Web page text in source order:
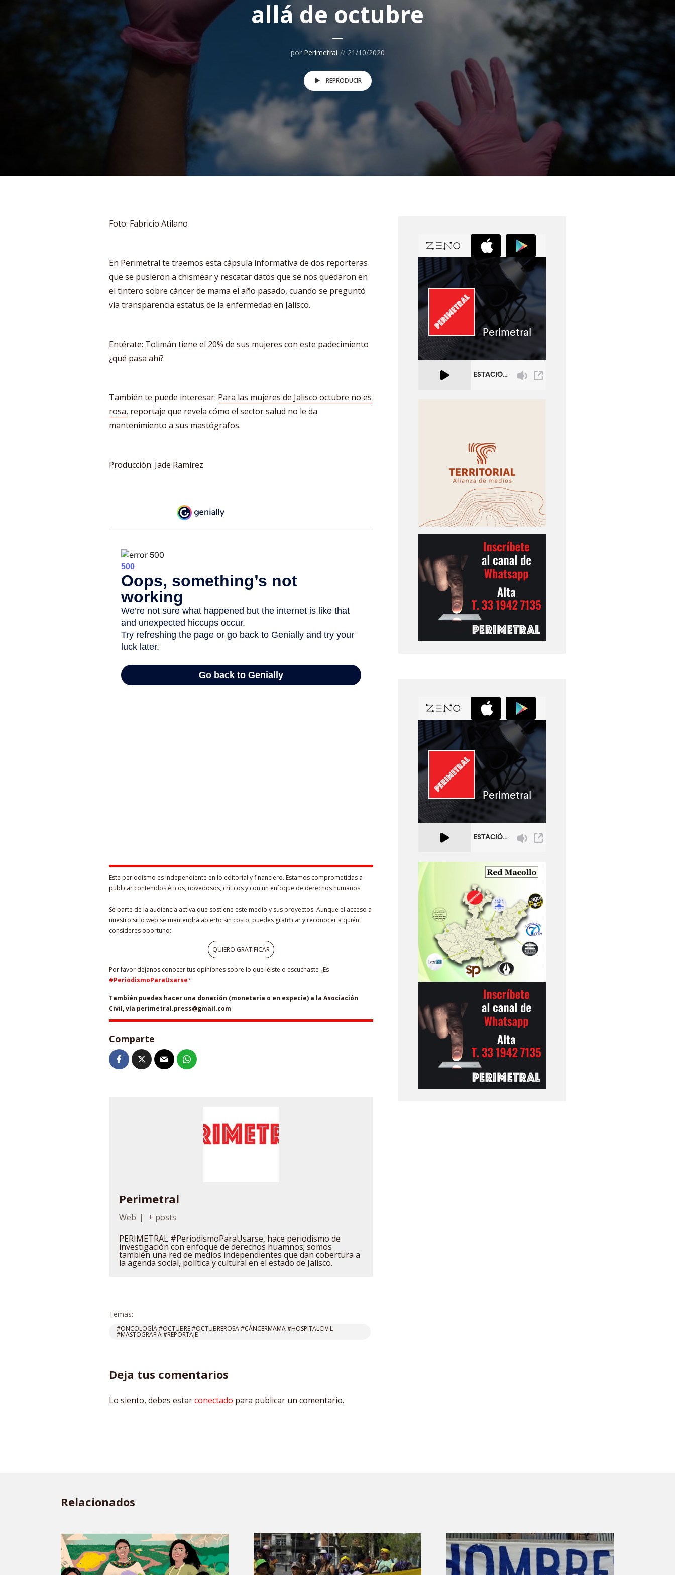
allá de octubre
por Perimetral 21/10/2020
REPRODUCIR
Foto: Fabricio Atilano
En Perimetral te traemos esta cápsula informativa de dos reporteras
que se pusieron a chismear y rescatar datos que se nos quedaron en
el tintero sobre cáncer de mama el año pasado, cuando se preguntó
vía transparencia estatus de la enfermedad en Jalisco.
Entérate: Tolimán tiene el 20% de sus mujeres con este padecimiento
¿qué pasa ahí?
También te puede interesar: Para las mujeres de Jalisco octubre no es
rosa, reportaje que revela cómo el sector salud no le da
mantenimiento a sus mastógrafos.
Producción: Jade Ramírez
Este periodismo es independiente en lo editorial y financiero. Estamos comprometidas a
publicar contenidos éticos, novedosos, críticos y con un enfoque de derechos humanos.
Sé parte de la audiencia activa que sostiene este medio y sus proyectos. Aunque el acceso a
nuestro sitio web se mantendrá abierto sin costo, puedes gratificar y reconocer a quién
consideres oportuno:
QUIERO GRATIFICAR
Por favor déjanos conocer tus opiniones sobre lo que leíste o escuchaste ¿Es
#PeriodismoParaUsarse?.
También puedes hacer una donación (monetaria o en especie) a la Asociación
Civil, vía perimetral.press@gmail.com
Comparte
Perimetral
Web |
+ posts
PERIMETRAL #PeriodismoParaUsarse, hace periodismo de
investigación con enfoque de derechos huamnos; somos
también una red de medios independientes que dan cobertura a
la agenda social, política y cultural en el estado de Jalisco.
Temas:
#ONCOLOGÍA #OCTUBRE #OCTUBREROSA #CÁNCERMAMA #HOSPITALCIVIL
#MASTOGRAFÍA #REPORTAJE
Deja tus comentarios
Lo siento, debes estarconectado para publicar un comentario.
Relacionados